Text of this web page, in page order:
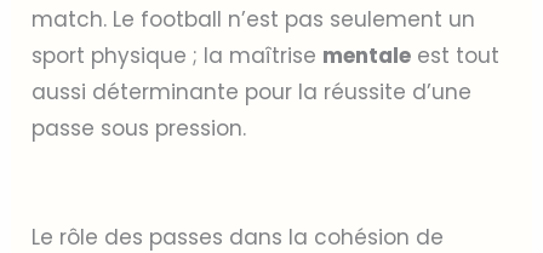
match. Le football n’est pas seulement un
sport physique ; la maîtrise mentale est tout
aussi déterminante pour la réussite d’une
passe sous pression.
Le rôle des passes dans la cohésion de